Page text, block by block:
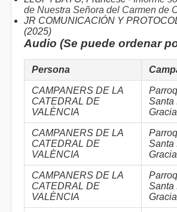
de Nuestra Señora del Carmen de
JR COMUNICACIÓN Y
(2025)
Audio (Se puede ordenar
Persona
CAMPANERS DE LA
CATEDRAL DE
VALÈNCIA
Santa
Gracia
CAMPANERS DE LA
CATEDRAL DE
VALÈNCIA
Santa
Gracia
CAMPANERS DE LA
CATEDRAL DE
VALÈNCIA
Santa
Gracia